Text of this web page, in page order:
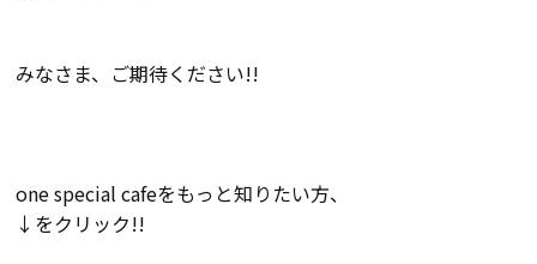
設計・施工品質管理
家づくりのスケジュール
みなさま、ご期待ください!!
one special cafeをもっと知りたい方、
↓をクリック!!